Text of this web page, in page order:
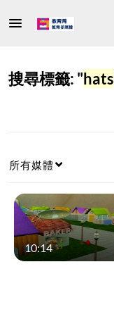
搜尋標籤: "hats
所有媒體
10:14